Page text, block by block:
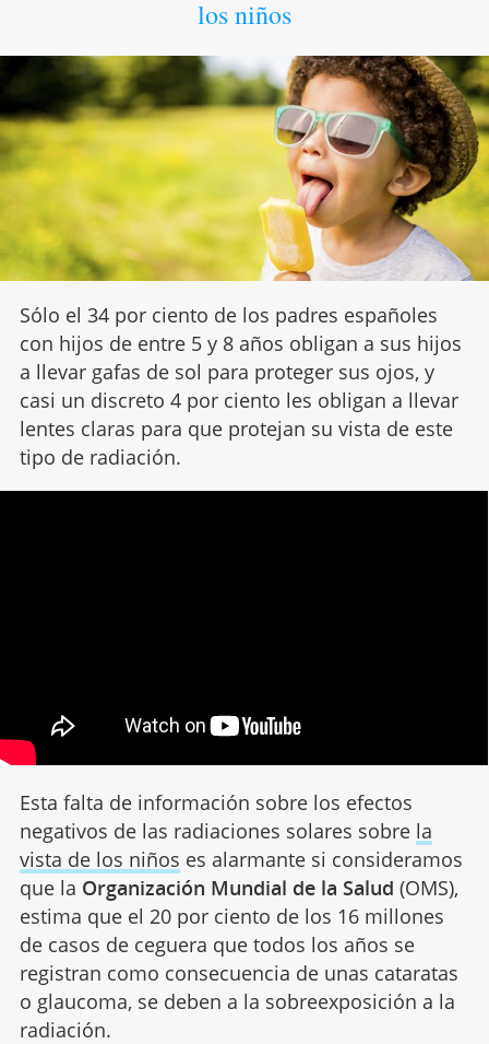
los niños
Sólo el 34 por ciento de los padres españoles
con hijos de entre 5 y 8 años obligan a sus hijos
a llevar gafas de sol para proteger sus ojos, y
casi un discreto 4 por ciento les obligan a llevar
lentes claras para que protejan su vista de este
tipo de radiación.
Esta falta de información sobre los efectos
negativos de las radiaciones solares sobre la
vista de los niños es alarmante si consideramos
que la Organización Mundial de la Salud (OMS),
estima que el 20 por ciento de los 16 millones
de casos de ceguera que todos los años se
registran como consecuencia de unas cataratas
o glaucoma, se deben a la sobreexposición a la
radiación.